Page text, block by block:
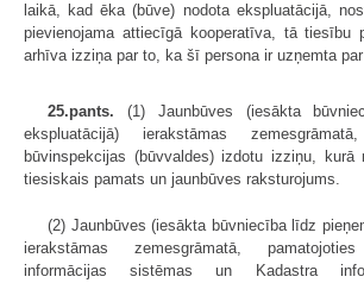
laikā, kad ēka (būve) nodota ekspluatācijā,
pievienojama attiecīgā kooperatīva, tā tiesību
arhīva izziņa par to, ka šī persona ir uzņemta
25.pants. (1) Jaunbūves (iesākta
ekspluatācijā) ierakstāmas
būvinspekcijas (būvvaldes) izdotu izziņu, kurā
tiesiskais pamats un jaunbūves raksturojums.
(2) Jaunbūves (iesākta būvniecība līdz
ierakstāmas zemesgrāmatā,
informācijas sistēmas un Kadastra